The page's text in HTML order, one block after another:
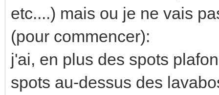
etc....) mais ou je ne vais
(pour commencer):
j'ai, en plus des spots
spots au-dessus des